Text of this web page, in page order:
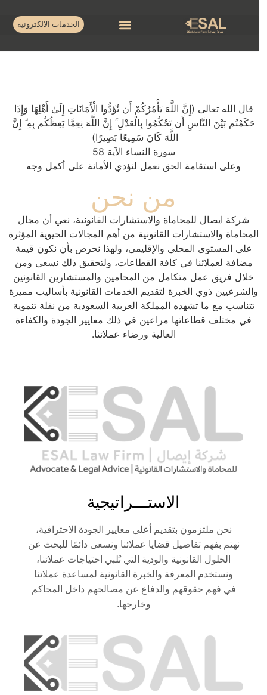
الخدمات الالكترونية
قال الله تعالى (إِنَّ اللَّهَ يَأْمُرُكُمْ أَن تُؤَدُّوا الْأَمَانَاتِ إِلَىٰ أَهْلِهَا وَإِذَا
حَكَمْتُم بَيْنَ النَّاسِ أَن تَحْكُمُوا بِالْعَدْلِ ۚ إِنَّ اللَّهَ نِعِمَّا يَعِظُكُم بِهِ ۗ إِنَّ
اللَّهَ كَانَ سَمِيعًا بَصِيرًا)
سورة النساء الآية 58
وعلى استقامة الحق نعمل لنؤدي الأمانة على أكمل وجه
من نحن
شركة ايصال للمحاماة والاستشارات القانونية، نعي أن مجال
المحاماة والاستشارات القانونية من أهم المجالات الحيوية المؤثرة
على المستوى المحلي والإقليمي، ولهذا نحرص بأن نكون قيمة
مضافة لعملائنا في كافة القطاعات، ولتحقيق ذلك نسعى ومن
خلال فريق عمل متكامل من المحامين والمستشارين القانونين
والشرعيين ذوي الخبرة لتقديم الخدمات القانونية بأساليب مميزة
تتناسب مع ما تشهده المملكة العربية السعودية من نقلة تنموية
في مختلف قطاعاتها مراعين في ذلك معايير الجودة والكفاءة
العالية ورضاء عملائنا.
الاستـــراتيجية
نحن ملتزمون بتقديم أعلى معايير الجودة الاحترافية،
نهتم بفهم تفاصيل قضايا عملائنا ونسعى دائمًا للبحث عن
الحلول القانونية والودية التي تُلبي احتياجات عملائنا،
ونستخدم المعرفة والخبرة القانونية لمساعدة عملائنا
في فهم حقوقهم والدفاع عن مصالحهم داخل المحاكم
وخارجها.